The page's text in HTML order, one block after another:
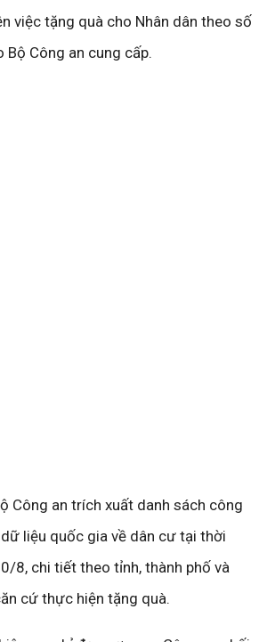
việc tặng quà cho Nhân dân theo số
Bộ Công an cung cấp.
Công an trích xuất danh sách công
liệu quốc gia về dân cư tại thời
8, chi tiết theo tỉnh, thành phố và
cứ thực hiện tặng quà.